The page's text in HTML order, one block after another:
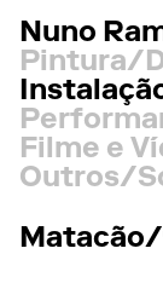
Nuno
Pintura
Filme e
Outros
Matacão/